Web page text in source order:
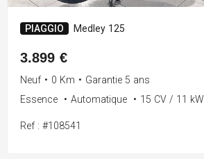
PIAGGIO Medley 125
3.899 €
Neuf • 0 Km • Garantie 5 ans
Essence
• Automatique • 15 CV / 11 kW
Ref : #108541